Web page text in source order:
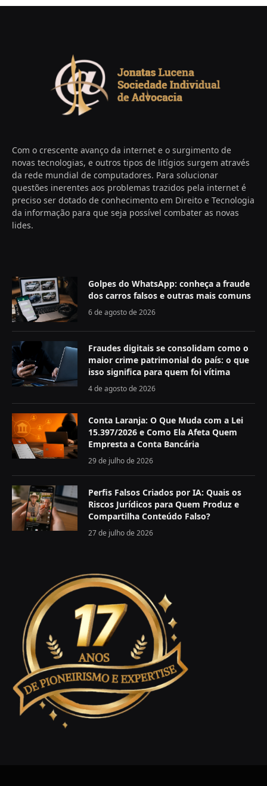
Com o crescente avanço da internet e o surgimento de
novas tecnologias, e outros tipos de litígios surgem através
da rede mundial de computadores. Para solucionar
questões inerentes aos problemas trazidos pela internet é
preciso ser dotado de conhecimento em Direito e Tecnologia
da informação para que seja possível combater as novas
lides.
Golpes do WhatsApp: conheça a fraude
dos carros falsos e outras mais comuns
6 de agosto de 2026
Fraudes digitais se consolidam como o
maior crime patrimonial do país: o que
isso significa para quem foi vítima
4 de agosto de 2026
Conta Laranja: O Que Muda com a Lei
15.397/2026 e Como Ela Afeta Quem
Empresta a Conta Bancária
29 de julho de 2026
Perfis Falsos Criados por IA: Quais os
Riscos Jurídicos para Quem Produz e
Compartilha Conteúdo Falso?
27 de julho de 2026